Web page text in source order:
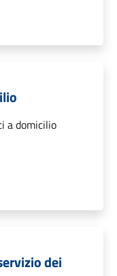
a domicilio
dei